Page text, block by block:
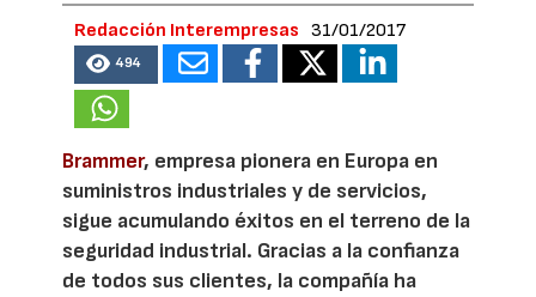
Redacción Interempresas 31/01/2017
494
Brammer, empresa pionera en Europa en
suministros industriales y de servicios,
sigue acumulando éxitos en el terreno de la
seguridad industrial. Gracias a la confianza
de todos sus clientes, la compañía ha